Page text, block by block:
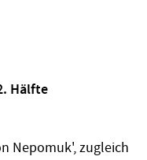
Hälfte
Nepomuk', zugleich